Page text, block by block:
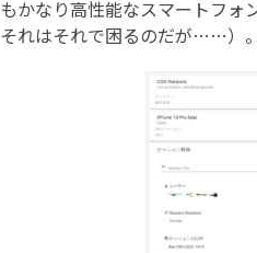
もかなり高性能なスマートフォ
それはそれで困るのだが……）。